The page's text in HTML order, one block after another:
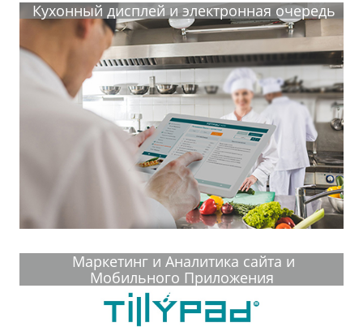
Кухонный дисплей и электронная очередь
Маркетинг и Аналитика сайта и
Мобильного Приложения